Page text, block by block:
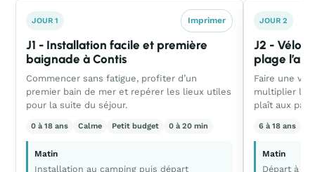
JOUR 1 Imprimer
J1 - Installation facile et première
baignade à Contis
Commencer sans fatigue, profiter d’un
premier bain de mer et repérer les lieux utiles
pour la suite du séjour.
0 à 18 ans Calme Petit budget 0 à 20 min
Matin
Installation au camping puis départ
JOUR 2
J2 - Vélo
plage
Faire une
multiplier les
plaît aux
6 à 18 ans
Matin
Départ à